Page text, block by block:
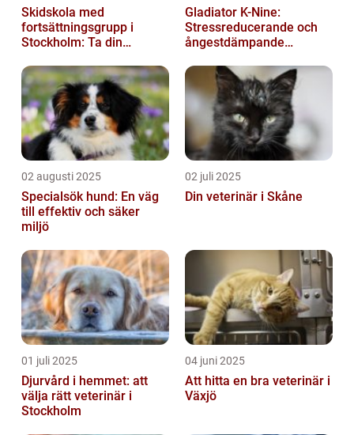
Skidskola med
fortsättningsgrupp i
Stockholm: Ta din
Gladiator K-Nine:
Stressreducerande och
ångestdämpande
02 augusti 2025
Specialsök hund: En väg
till effektiv och säker
miljö
02 juli 2025
Din veterinär i Skåne
01 juli 2025
Djurvård i hemmet: att
välja rätt veterinär i
Stockholm
04 juni 2025
Att hitta en bra veterinär i
Växjö